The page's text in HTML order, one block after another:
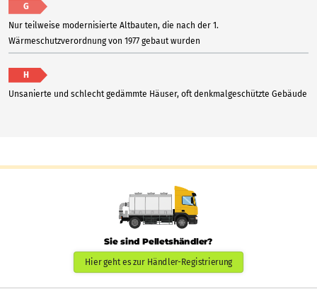
G
Nur teilweise modernisierte Altbauten, die nach der 1.
Wärmeschutzverordnung von 1977 gebaut wurden
H
Unsanierte und schlecht gedämmte Häuser, oft denkmalgeschützte Gebäude
Sie sind Pelletshändler?
Hier geht es zur Händler-Registrierung